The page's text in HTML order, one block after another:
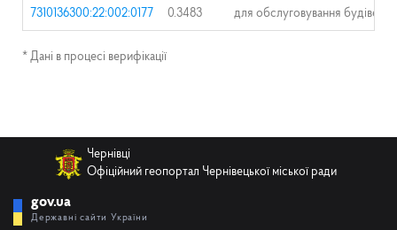
7310136300:22:002:0177 0.3483 для обслуговування будівель
* Дані в процесі верифікації
Чернівці
Офіційний геопортал Чернівецької міської ради
gov.ua
Державні сайти України